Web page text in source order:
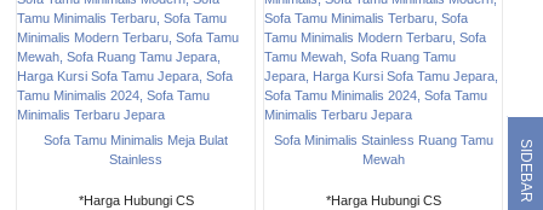
Sofa Tamu Minimalis Meja Bulat
Stainless
*Harga Hubungi CS
Sofa Minimalis Stainless Ruang Tamu
Mewah
*Harga Hubungi CS SIDEBAR